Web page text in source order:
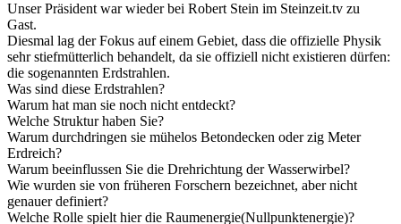
Unser Präsident war wieder bei Robert Stein im Steinzeit.tv zu
Gast.
Diesmal lag der Fokus auf einem Gebiet, dass die offizielle Physik
sehr stiefmütterlich behandelt, da sie offiziell nicht existieren dürfen:
die sogenannten Erdstrahlen.
Was sind diese Erdstrahlen?
Warum hat man sie noch nicht entdeckt?
Welche Struktur haben Sie?
Warum durchdringen sie mühelos Betondecken oder zig Meter
Erdreich?
Warum beeinflussen Sie die Drehrichtung der Wasserwirbel?
Wie wurden sie von früheren Forschern bezeichnet, aber nicht
genauer definiert?
Welche Rolle spielt hier die Raumenergie(Nullpunktenergie)?